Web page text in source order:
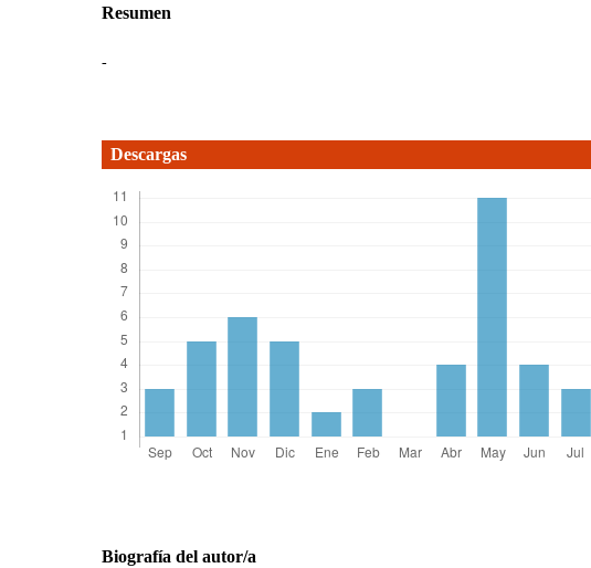
Resumen
-
Descargas
Biografía del autor/a